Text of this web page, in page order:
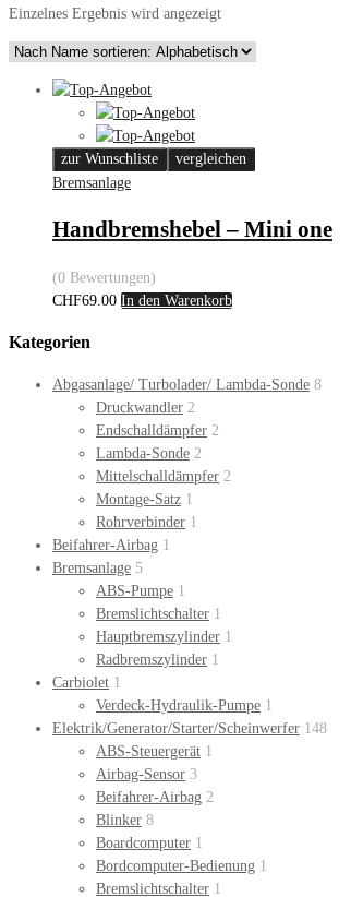
Einzelnes Ergebnis wird angezeigt
zur Wunschliste
vergleichen
Bremsanlage
Handbremshebel – Mini one
(0 Bewertungen)
CHF69.00 In den Warenkorb
Kategorien
Abgasanlage/ Turbolader/ Lambda-Sonde 8
Druckwandler 2
Endschalldämpfer 2
Lambda-Sonde 2
Mittelschalldämpfer 2
Montage-Satz 1
Rohrverbinder 1
Beifahrer-Airbag 1
Bremsanlage 5
ABS-Pumpe 1
Bremslichtschalter 1
Hauptbremszylinder 1
Radbremszylinder 1
Carbiolet 1
Verdeck-Hydraulik-Pumpe 1
Elektrik/Generator/Starter/Scheinwerfer 148
ABS-Steuergerät 1
Airbag-Sensor 3
Beifahrer-Airbag 2
Blinker 8
Boardcomputer 1
Bordcomputer-Bedienung 1
Bremslichtschalter 1